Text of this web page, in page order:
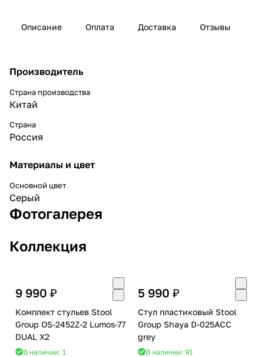
Описание Оплата Доставка Отзывы
Производитель
Страна производства
Китай
Страна
Россия
Материалы и цвет
Основной цвет
Серый
Фотогалерея
Коллекция
9 990 ₽
Комплект стульев Stool
Group OS-2452Z-2 Lumos-77
DUAL X2
В наличии: 1
5 990 ₽
Стул пластиковый Stool
Group Shaya D-025ACC
grey
В наличии: 91